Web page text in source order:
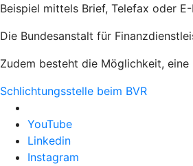
Beispiel mittels Brief, Telefax oder
Die Bundesanstalt für
Zudem besteht die Möglichkeit,
Schlichtungsstelle beim BVR
YouTube
Linkedin
Instagram